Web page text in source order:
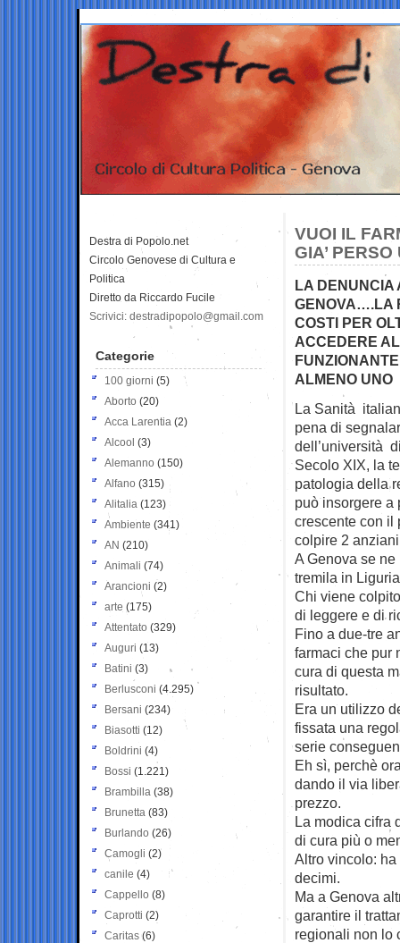
VUOI IL
GIA’
LA DENUNCIA
GENOVA….LA
COSTI PER
ACCEDERE
ALMENO UNO
La Sanità
pena di
dell’università
Secolo XIX, la
patologia della
può insorgere a
crescente con il
colpire 2
A Genova se
tremila in
Chi viene
di leggere e di
Fino a due-tre
farmaci che pur
cura di questa
risultato.
Era un utilizzo
fissata una
serie
Eh sì, perchè
dando il via
prezzo.
La modica cifra
di cura più o
Altro vincolo:
decimi.
Ma a Genova
garantire il
regionali non lo
Destra di Popolo.net
Circolo Genovese di Cultura e
Politica
Diretto da Riccardo Fucile
Scrivici: destradipopolo@gmail.com
Categorie
100 giorni (5)
Aborto (20)
Acca Larentia (2)
Alcool (3)
Alemanno (150)
Alfano (315)
Alitalia (123)
Ambiente (341)
AN (210)
Animali (74)
Arancioni (2)
arte (175)
Attentato (329)
Auguri (13)
Batini (3)
Berlusconi (4.295)
Bersani (234)
Biasotti (12)
Boldrini (4)
Bossi (1.221)
Brambilla (38)
Brunetta (83)
Burlando (26)
Camogli (2)
canile (4)
Cappello (8)
Caprotti (2)
Caritas (6)